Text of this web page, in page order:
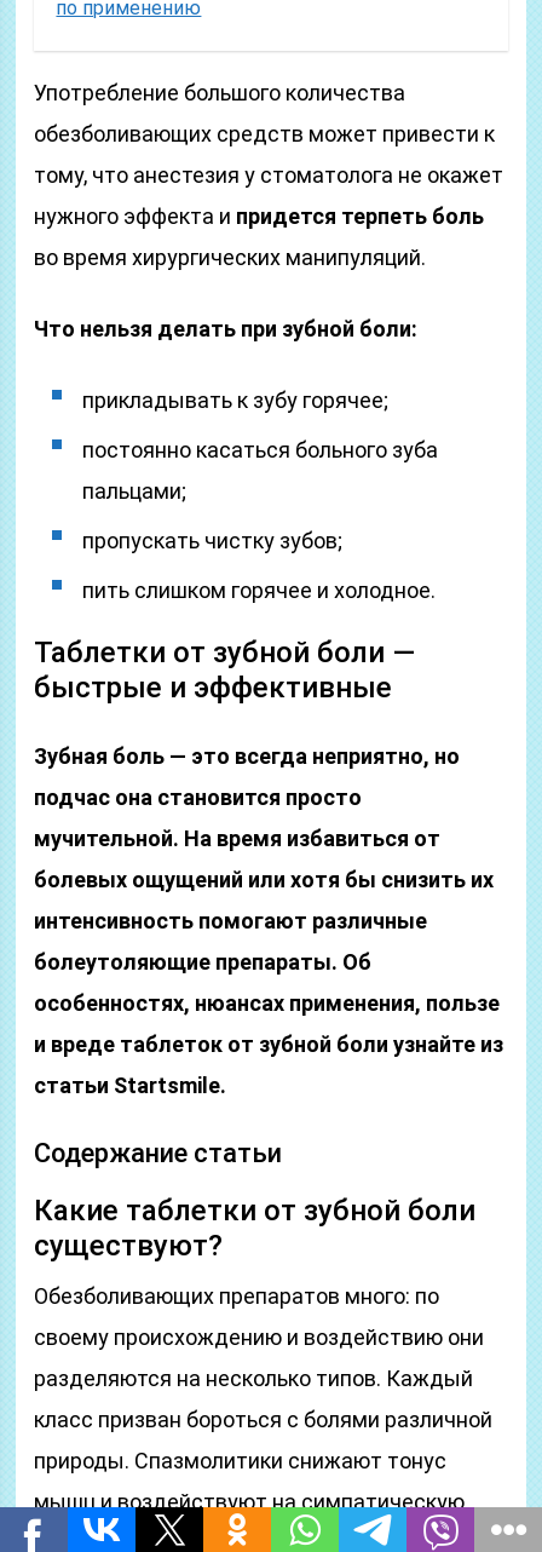
по применению
Употребление большого количества
обезболивающих средств может привести к
тому, что анестезия у стоматолога не окажет
нужного эффекта и придется терпеть боль
во время хирургических манипуляций.
Что нельзя делать при зубной боли:
прикладывать к зубу горячее;
постоянно касаться больного зуба
пальцами;
пропускать чистку зубов;
пить слишком горячее и холодное.
Таблетки от зубной боли —
быстрые и эффективные
Зубная боль — это всегда неприятно, но
подчас она становится просто
мучительной. На время избавиться от
болевых ощущений или хотя бы снизить их
интенсивность помогают различные
болеутоляющие препараты. Об
особенностях, нюансах применения, пользе
и вреде таблеток от зубной боли узнайте из
статьи Startsmile.
Содержание статьи
Какие таблетки от зубной боли
существуют?
Обезболивающих препаратов много: по
своему происхождению и воздействию они
разделяются на несколько типов. Каждый
класс призван бороться с болями различной
природы. Спазмолитики снижают тонус
мышц и воздействуют на симпатическую
нервную систему, поэтому наиболее